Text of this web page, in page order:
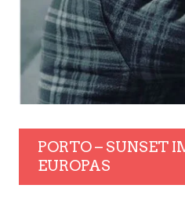
PORTO – SUNSET
EUROPAS